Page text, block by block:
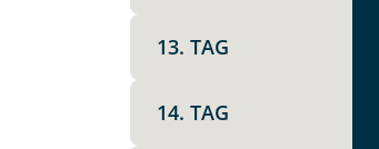
13. TAG
14. TAG